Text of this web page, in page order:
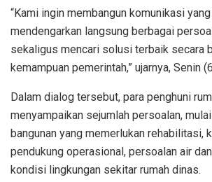
“Kami ingin membangun komunikasi
mendengarkan langsung berbagai
sekaligus mencari solusi terbaik secara
kemampuan pemerintah,” ujarnya, Senin
Dalam dialog tersebut, para penghuni
menyampaikan sejumlah persoalan,
bangunan yang memerlukan rehabilitasi,
pendukung operasional, persoalan air
kondisi lingkungan sekitar rumah dinas.